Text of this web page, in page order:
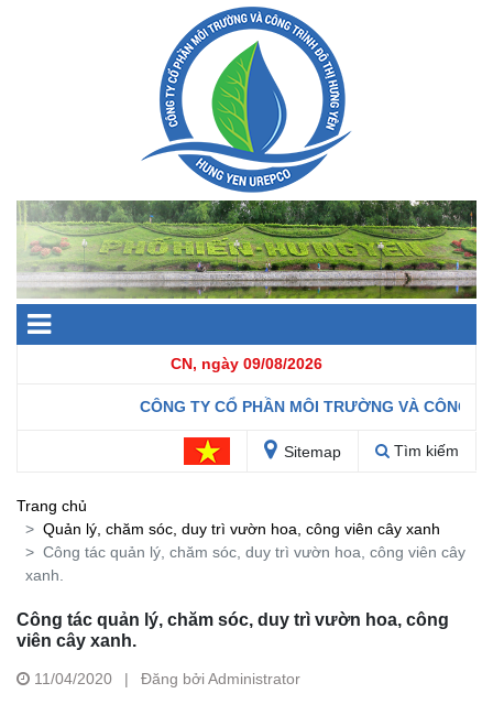
CN, ngày 09/08/2026
CÔNG TY CỔ PHẦN MÔI TRƯỜNG VÀ CÔNG
Sitemap Tìm kiếm
Trang chủ
Quản lý, chăm sóc, duy trì vườn hoa, công viên cây xanh
Công tác quản lý, chăm sóc, duy trì vườn hoa, công viên cây
xanh.
Công tác quản lý, chăm sóc, duy trì vườn hoa, công
viên cây xanh.
11/04/2020 | Đăng bởi Administrator